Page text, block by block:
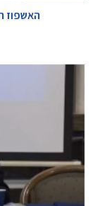
האשפוז